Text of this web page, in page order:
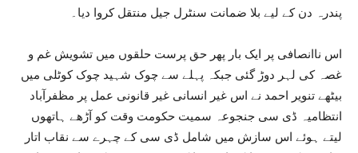
پندرہ دن کے لیے بلا ضمانت سنٹرل جیل منتقل کروا دیا۔
اس ناانصافی پر ایک بار پھر حق پرست حلقوں میں تشویش غم و
غصہ کی لہر دوڑ گئی جبکہ پہلے سے چوک شہید چوک کوٹلی میں
بیٹھے تنویر احمد نے اس غیر انسانی غیر قانونی عمل پر مظفرآباد
انتظامیہ ڈی سی جنجوعہ سمیت حکومت وقت کو آڑھے ہاتھوں
لیتے ہوئے اس سازش میں شامل ڈی سی کے چہرے سے نقاب اتار